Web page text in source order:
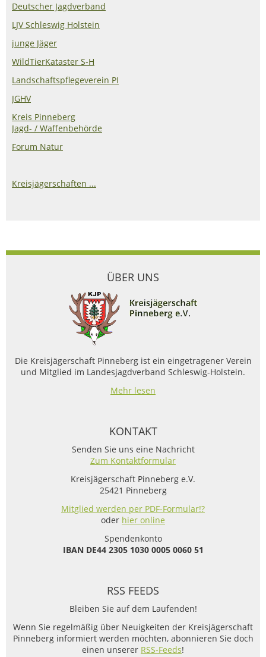
Deutscher Jagdverband
LJV Schleswig Holstein
junge Jäger
WildTierKataster S-H
Landschaftspflegeverein PI
JGHV
Kreis Pinneberg
Jagd- / Waffenbehörde
Forum Natur
Kreisjägerschaften ...
ÜBER UNS
Die Kreisjägerschaft Pinneberg ist ein eingetragener Verein
und Mitglied im Landesjagdverband Schleswig-Holstein.
Mehr lesen
KONTAKT
Senden Sie uns eine Nachricht
Zum Kontaktformular
Kreisjägerschaft Pinneberg e.V.
25421 Pinneberg
Mitglied werden per PDF-Formular!?
oder hier online
Spendenkonto
IBAN DE44 2305 1030 0005 0060 51
RSS FEEDS
Bleiben Sie auf dem Laufenden!
Wenn Sie regelmäßig über Neuigkeiten der Kreisjägerschaft
Pinneberg informiert werden möchten, abonnieren Sie doch
einen unserer RSS-Feeds!